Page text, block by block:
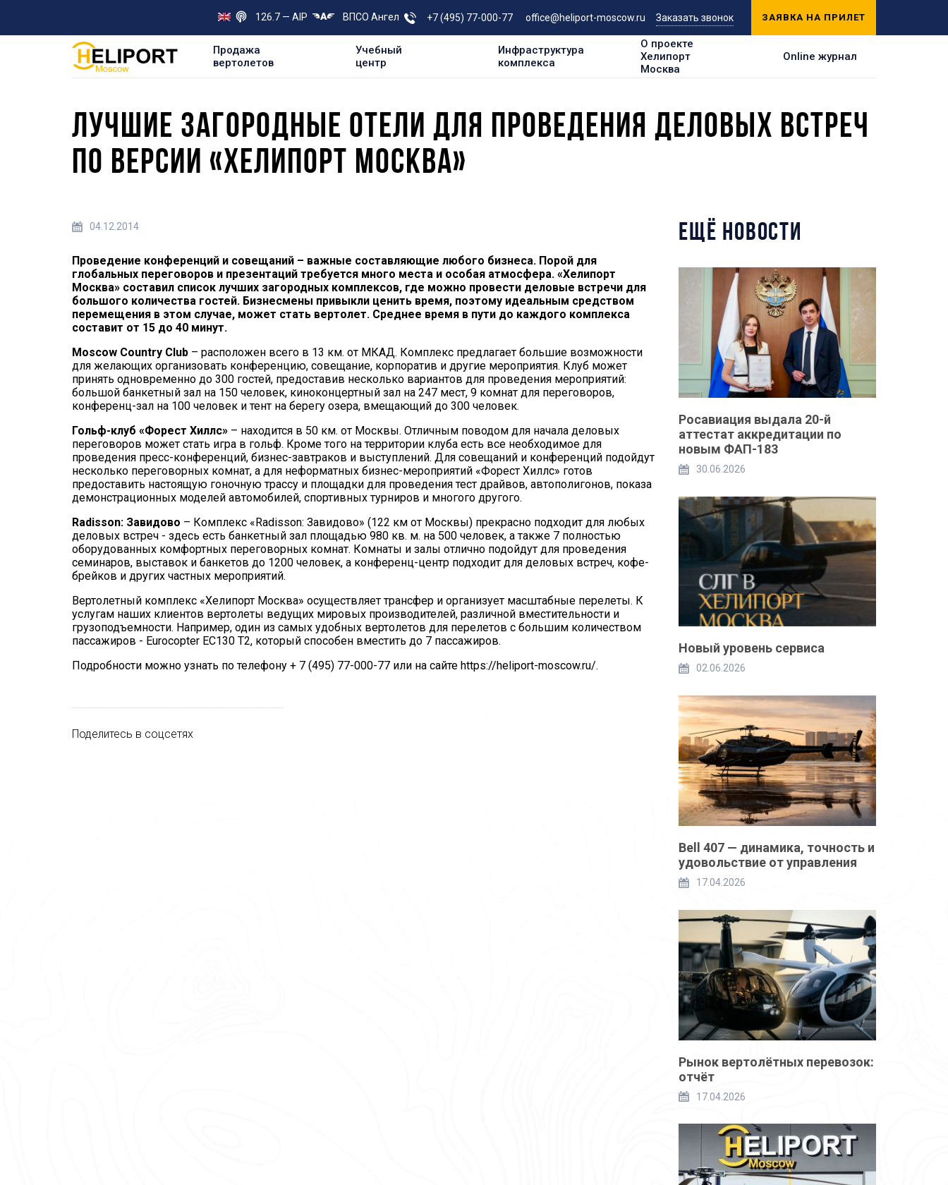
126.7 — AIP ВПСО Ангел +7 (495) 77-000-77 office@heliport-moscow.ru Заказать звонок ЗАЯВКА НА ПРИЛЕТ
Продажа
вертолетов
Учебный
центр
Инфраструктура
комплекса
О проекте
Хелипорт
Москва
Online журнал
ЛУЧШИЕ ЗАГОРОДНЫЕ ОТЕЛИ ДЛЯ ПРОВЕДЕНИЯ ДЕЛОВЫХ ВСТРЕЧ
ПО ВЕРСИИ «ХЕЛИПОРТ МОСКВА»
04.12.2014
Проведение конференций и совещаний – важные составляющие любого бизнеса. Порой для
глобальных переговоров и презентаций требуется много места и особая атмосфера. «Хелипорт
Москва» составил список лучших загородных комплексов, где можно провести деловые встречи для
большого количества гостей. Бизнесмены привыкли ценить время, поэтому идеальным средством
перемещения в этом случае, может стать вертолет. Среднее время в пути до каждого комплекса
составит от 15 до 40 минут.
Moscow Country Club – расположен всего в 13 км. от МКАД. Комплекс предлагает большие возможности
для желающих организовать конференцию, совещание, корпоратив и другие мероприятия. Клуб может
принять одновременно до 300 гостей, предоставив несколько вариантов для проведения мероприятий:
большой банкетный зал на 150 человек, киноконцертный зал на 247 мест, 9 комнат для переговоров,
конференц-зал на 100 человек и тент на берегу озера, вмещающий до 300 человек.
Гольф-клуб «Форест Хиллс» – находится в 50 км. от Москвы. Отличным поводом для начала деловых
переговоров может стать игра в гольф. Кроме того на территории клуба есть все необходимое для
проведения пресс-конференций, бизнес-завтраков и выступлений. Для совещаний и конференций подойдут
несколько переговорных комнат, а для неформатных бизнес-мероприятий «Форест Хиллс» готов
предоставить настоящую гоночную трассу и площадки для проведения тест драйвов, автополигонов, показа
демонстрационных моделей автомобилей, спортивных турниров и многого другого.
Radisson: Завидово – Комплекс «Radisson: Завидово» (122 км от Москвы) прекрасно подходит для любых
деловых встреч - здесь есть банкетный зал площадью 980 кв. м. на 500 человек, а также 7 полностью
оборудованных комфортных переговорных комнат. Комнаты и залы отлично подойдут для проведения
семинаров, выставок и банкетов до 1200 человек, а конференц-центр подходит для деловых встреч, кофе-
брейков и других частных мероприятий.
Вертолетный комплекс «Хелипорт Москва» осуществляет трансфер и организует масштабные перелеты. К
услугам наших клиентов вертолеты ведущих мировых производителей, различной вместительности и
грузоподъемности. Например, один из самых удобных вертолетов для перелетов с большим количеством
пассажиров - Eurocopter ЕС130 T2, который способен вместить до 7 пассажиров.
Подробности можно узнать по телефону + 7 (495) 77-000-77 или на сайте https://heliport-moscow.ru/.
Поделитесь в соцсетях
ЕЩЁ НОВОСТИ
Росавиация выдала 20-й
аттестат аккредитации по
новым ФАП-183
30.06.2026
Новый уровень сервиса
02.06.2026
Bell 407 — динамика, точность и
удовольствие от управления
17.04.2026
Рынок вертолётных перевозок:
отчёт
17.04.2026